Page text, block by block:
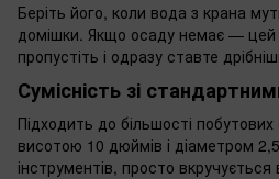
Беріть його, коли вода з крана
домішки. Якщо осаду немає —
пропустіть і одразу ставте
Сумісність зі
Підходить до більшості
висотою 10 дюймів і діаметром
інструментів, просто вкручується